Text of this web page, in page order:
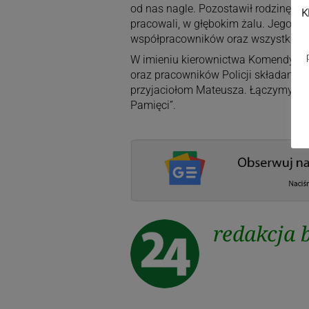
od nas nagle. Pozostawił rodzinę i
pracowali, w głębokim żalu. Jego
współpracowników oraz
W imieniu kierownictwa Komendy
oraz pracowników Policji składamy
przyjaciołom Mateusza. Łączymy
Pamięci”.
redakcja